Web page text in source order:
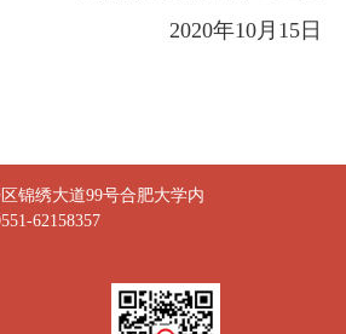
2020年10月 15 日
锦绣大道99号合肥大学内
62158357